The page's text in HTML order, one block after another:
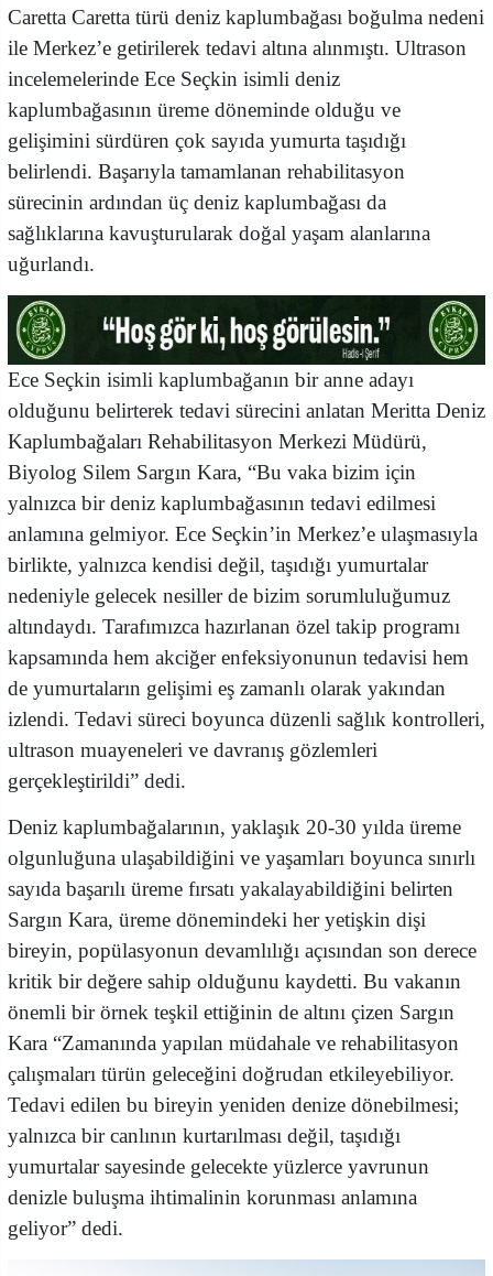
Caretta Caretta türü deniz kaplumbağası boğulma nedeni
ile Merkez’e getirilerek tedavi altına alınmıştı. Ultrason
incelemelerinde Ece Seçkin isimli deniz
kaplumbağasının üreme döneminde olduğu ve
gelişimini sürdüren çok sayıda yumurta taşıdığı
belirlendi. Başarıyla tamamlanan rehabilitasyon
sürecinin ardından üç deniz kaplumbağası da
sağlıklarına kavuşturularak doğal yaşam alanlarına
uğurlandı.
Ece Seçkin isimli kaplumbağanın bir anne adayı
olduğunu belirterek tedavi sürecini anlatan Meritta Deniz
Kaplumbağaları Rehabilitasyon Merkezi Müdürü,
Biyolog Silem Sargın Kara, “Bu vaka bizim için
yalnızca bir deniz kaplumbağasının tedavi edilmesi
anlamına gelmiyor. Ece Seçkin’in Merkez’e ulaşmasıyla
birlikte, yalnızca kendisi değil, taşıdığı yumurtalar
nedeniyle gelecek nesiller de bizim sorumluluğumuz
altındaydı. Tarafımızca hazırlanan özel takip programı
kapsamında hem akciğer enfeksiyonunun tedavisi hem
de yumurtaların gelişimi eş zamanlı olarak yakından
izlendi. Tedavi süreci boyunca düzenli sağlık kontrolleri,
ultrason muayeneleri ve davranış gözlemleri
gerçekleştirildi” dedi.
Deniz kaplumbağalarının, yaklaşık 20-30 yılda üreme
olgunluğuna ulaşabildiğini ve yaşamları boyunca sınırlı
sayıda başarılı üreme fırsatı yakalayabildiğini belirten
Sargın Kara, üreme dönemindeki her yetişkin dişi
bireyin, popülasyonun devamlılığı açısından son derece
kritik bir değere sahip olduğunu kaydetti. Bu vakanın
önemli bir örnek teşkil ettiğinin de altını çizen Sargın
Kara “Zamanında yapılan müdahale ve rehabilitasyon
çalışmaları türün geleceğini doğrudan etkileyebiliyor.
Tedavi edilen bu bireyin yeniden denize dönebilmesi;
yalnızca bir canlının kurtarılması değil, taşıdığı
yumurtalar sayesinde gelecekte yüzlerce yavrunun
denizle buluşma ihtimalinin korunması anlamına
geliyor” dedi.